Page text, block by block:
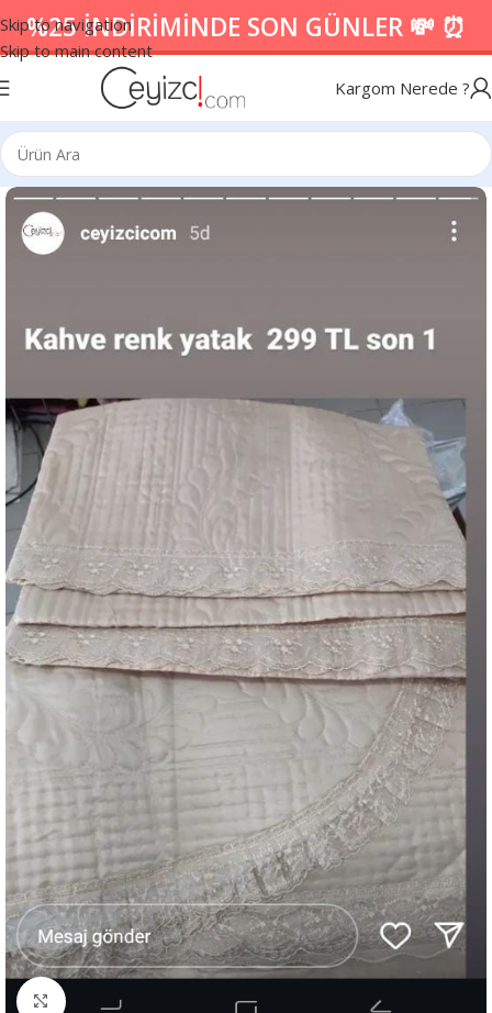
Skip to navigation
Skip to main content
%25 İNDİRİMİNDE SON GÜNLER 💸 ⏰
Kargom Nerede ?
Resmi Büyüt